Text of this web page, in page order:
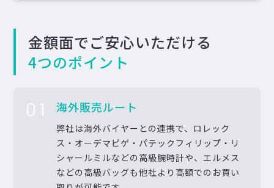
金額面でご安心いただける
4つのポイント
01 海外販売ルート
弊社は海外バイヤーとの連携で、ロレック
ス・オーデマピゲ・パテックフィリップ・リ
シャールミルなどの高級腕時計や、エルメス
などの高級バッグも他社より高額でのお買い